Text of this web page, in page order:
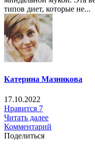
типов диет, которые не...
Катерина Мазникова
17.10.2022
Нравится 7
Читать далее
Комментарий
Поделиться